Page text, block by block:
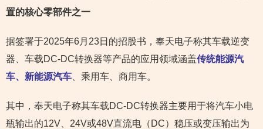
置的核心零部件之一
据签署于2025年6月23日的招股书，奉天电子称其车载逆变
器、车载DC-DC转换器等产品的应用领域涵盖传统能源汽
车、新能源汽车 、乘用车、商用车。
其中，奉天电子称其车载DC-DC转换器主要用于将汽车小电
瓶输出的12V、24V或48V直流电（DC）稳压或变压输出为